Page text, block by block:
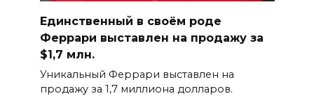
Единственный в своём роде
Феррари выставлен на продажу за
$1,7 млн.
Уникальный Феррари выставлен на
продажу за 1,7 миллиона долларов.